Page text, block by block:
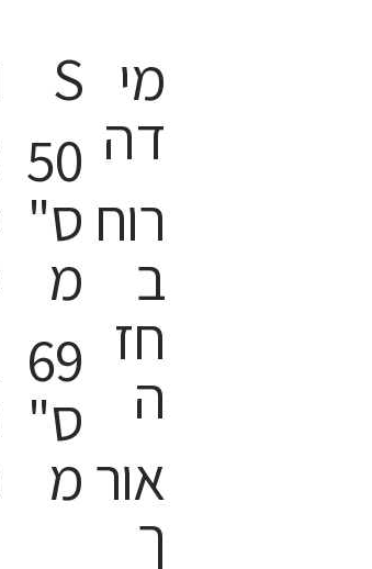
S
50
ס"
מ
69
ס"
מ
מי
דה
רוח
ב
חז
ה
אור
ך